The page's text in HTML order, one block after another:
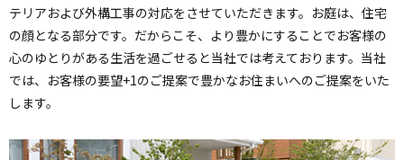
テリアおよび外構工事の対応をさせていただきます。お庭は、住宅
の顔となる部分です。だからこそ、より豊かにすることでお客様の
心のゆとりがある生活を過ごせると当社では考えております。当社
では、お客様の要望+1のご提案で豊かなお住まいへのご提案をいた
します。